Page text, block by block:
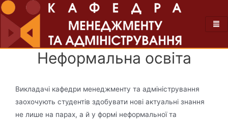
Неформальна освіта
Викладачі кафедри менеджменту та адміністрування
заохочують студентів здобувати нові актуальні знання
не лише на парах, а й у формі неформальної та